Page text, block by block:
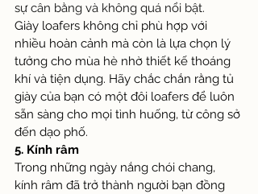
sự cân bằng và không quá nổi bật.
Giày loafers không chỉ phù hợp với
nhiều hoàn cảnh mà còn là lựa chọn lý
tưởng cho mùa hè nhờ thiết kế thoáng
khí và tiện dụng. Hãy chắc chắn rằng tủ
giày của bạn có một đôi loafers để luôn
sẵn sàng cho mọi tình huống, từ công sở
đến dạo phố.
5. Kính râm
Trong những ngày nắng chói chang,
kính râm đã trở thành người bạn đồng